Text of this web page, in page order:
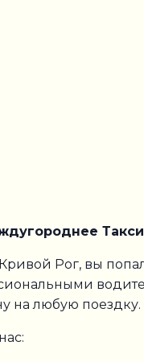
Рог, вы
на любую поездку.